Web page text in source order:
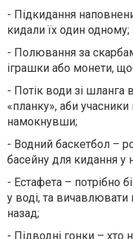
- Підкидання наповнен
кидалиїх один одному;
- Полювання за
іграшки або монети,
- Потік води зі шланга
«планку», аби учасники
намокнувши;
- Водний баскетбол –
басейну для кидання у
- Естафета – потрібно бі
у воді, та вичавлювати
назад;
- Підводні гонки – хто